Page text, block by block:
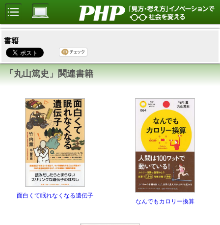
書籍
「丸山篤史」関連書籍
面白くて眠れなくなる遺伝子
なんでもカロリー換算